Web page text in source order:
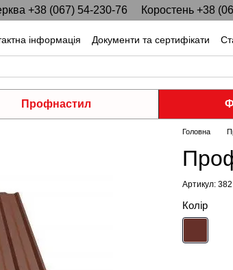
+38 (067) 54-230-76 Коростень +38
інформація Документи та сертифікати
Профнастил
Головна
Артикул: 382
Колір